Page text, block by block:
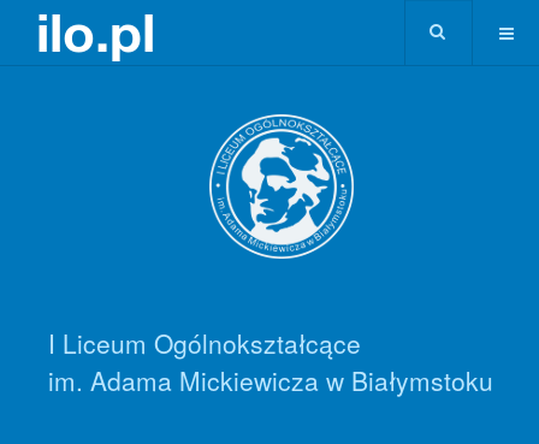
I Liceum Ogólnokształcące
im. Adama Mickiewicza w Białymstoku